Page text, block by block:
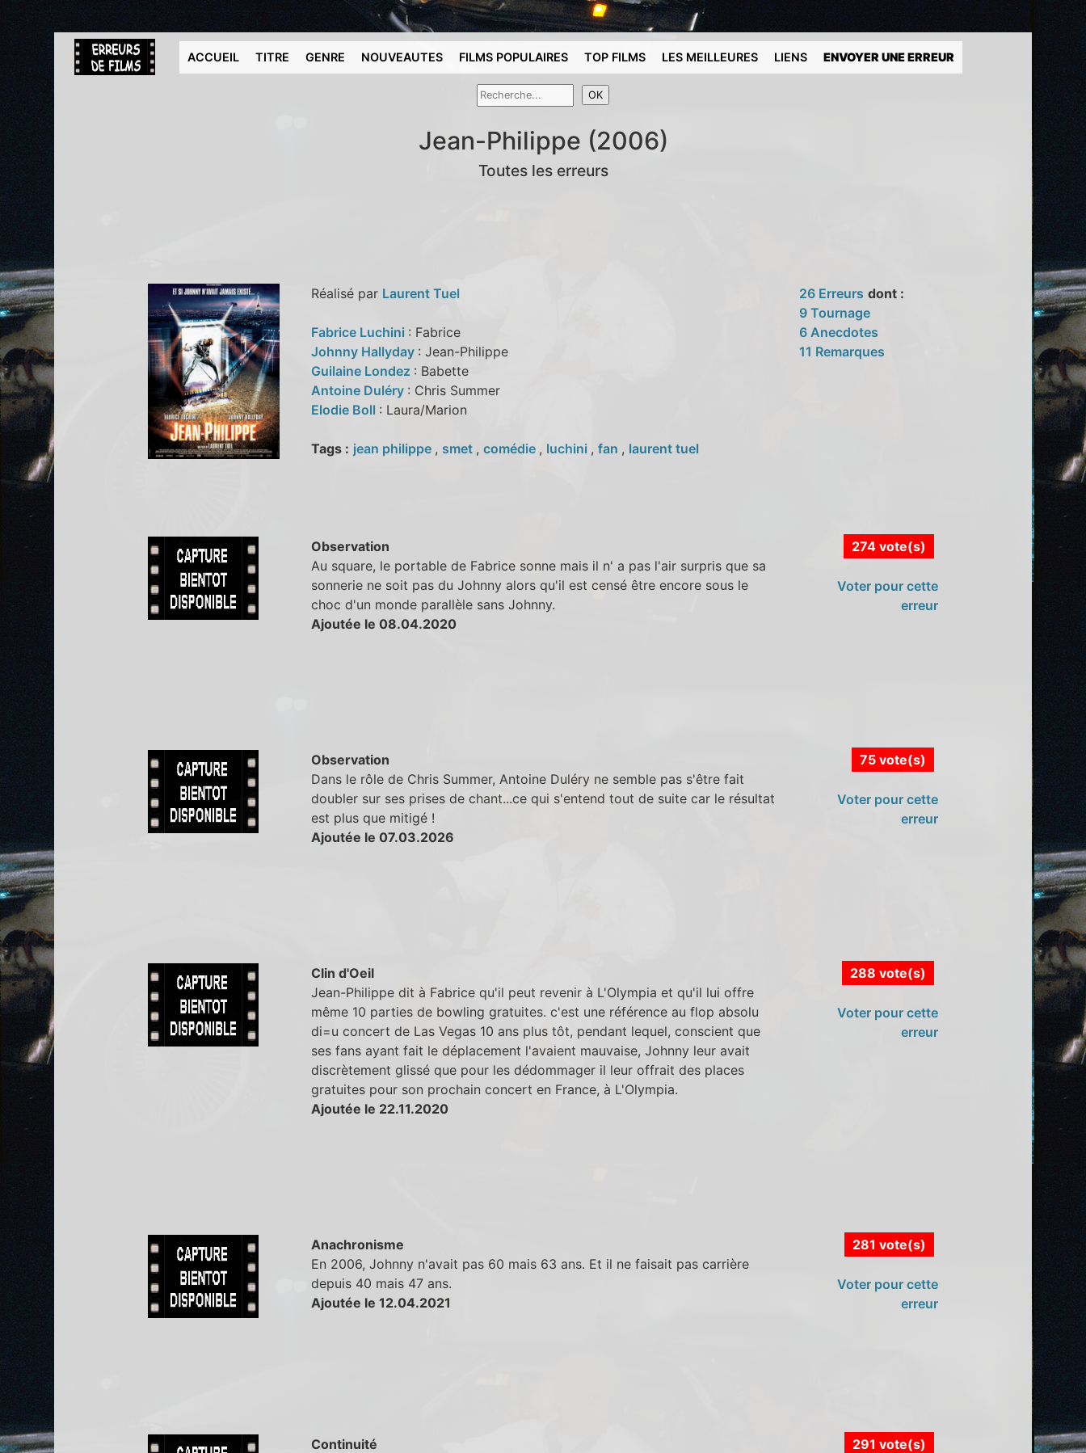
ACCUEIL TITRE GENRE NOUVEAUTES FILMS POPULAIRES TOP FILMS LES MEILLEURES LIENS ENVOYER UNE ERREUR
Jean-Philippe (2006)
Toutes les erreurs
Réalisé par Laurent Tuel
Fabrice Luchini : Fabrice
Johnny Hallyday : Jean-Philippe
Guilaine Londez : Babette
Antoine Duléry : Chris Summer
Elodie Boll : Laura/Marion
Tags : jean philippe , smet , comédie , luchini , fan , laurent tuel
26 Erreurs dont :
9 Tournage
6 Anecdotes
11 Remarques
Observation
Au square, le portable de Fabrice sonne mais il n' a pas l'air surpris que sa
sonnerie ne soit pas du Johnny alors qu'il est censé être encore sous le
choc d'un monde parallèle sans Johnny.
Ajoutée le 08.04.2020
274 vote(s)
Voter pour cette
erreur
Observation
Dans le rôle de Chris Summer, Antoine Duléry ne semble pas s'être fait
doubler sur ses prises de chant...ce qui s'entend tout de suite car le résultat
est plus que mitigé !
Ajoutée le 07.03.2026
75 vote(s)
Voter pour cette
erreur
Clin d'Oeil
Jean-Philippe dit à Fabrice qu'il peut revenir à L'Olympia et qu'il lui offre
même 10 parties de bowling gratuites. c'est une référence au flop absolu
di=u concert de Las Vegas 10 ans plus tôt, pendant lequel, conscient que
ses fans ayant fait le déplacement l'avaient mauvaise, Johnny leur avait
discrètement glissé que pour les dédommager il leur offrait des places
gratuites pour son prochain concert en France, à L'Olympia.
Ajoutée le 22.11.2020
288 vote(s)
Voter pour cette
erreur
Anachronisme
En 2006, Johnny n'avait pas 60 mais 63 ans. Et il ne faisait pas carrière
depuis 40 mais 47 ans.
Ajoutée le 12.04.2021
281 vote(s)
Voter pour cette
erreur
Continuité
291 vote(s)